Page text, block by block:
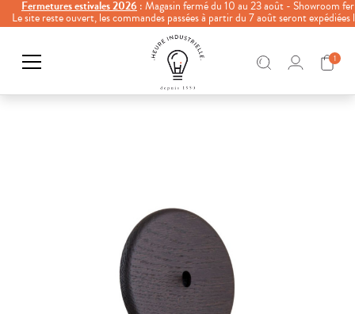
Fermetures estivales 2026 : Magasin fermé du 10 au 23 août - Showroom
Le site reste ouvert, les commandes passées à partir du 7 août seront
1